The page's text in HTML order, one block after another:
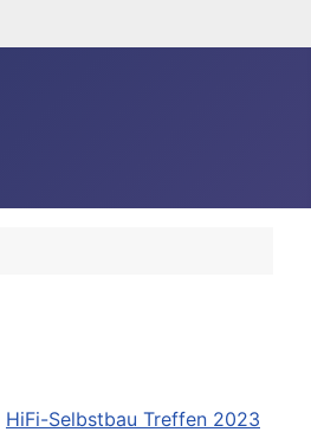
HiFi-Selbstbau Treffen 2023